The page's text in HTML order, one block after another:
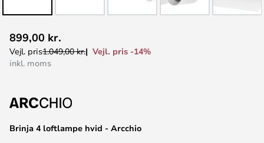
til
starten
Brinja 4 loftlampe hvid - Arcchio
899,00 kr.
Vejl. pris1.049,00 kr.
Vejl. pris -14%
inkl. moms